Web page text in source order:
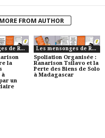
MORE FROM AUTHOR
Les mensonges de RANARISON Tsilavo
la
à
un
Les mensonges de RANARISON Tsilavo
Spoliation Organisée :
Ranarison Tsilavo et la
Perte des Biens de Solo
à Madagascar